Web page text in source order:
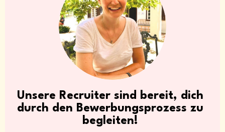
Unsere Recruiter sind bereit, dich
durch den Bewerbungsprozess zu
begleiten!